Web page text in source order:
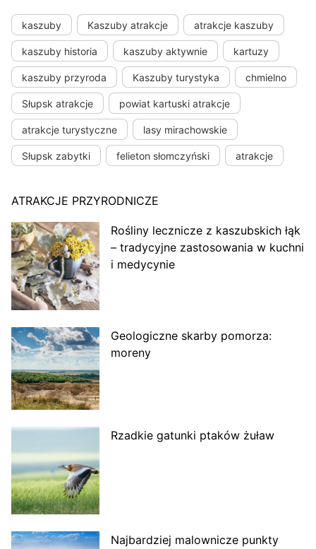
kaszuby Kaszuby atrakcje atrakcje kaszuby
kaszuby historia kaszuby aktywnie kartuzy
kaszuby przyroda Kaszuby turystyka chmielno
Słupsk atrakcje powiat kartuski atrakcje
atrakcje turystyczne lasy mirachowskie
Słupsk zabytki felieton słomczyński atrakcje
ATRAKCJE PRZYRODNICZE
Rośliny lecznicze z kaszubskich łąk
– tradycyjne zastosowania w kuchni
i medycynie
Geologiczne skarby pomorza:
moreny
Rzadkie gatunki ptaków żuław
Najbardziej malownicze punkty